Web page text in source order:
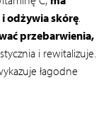
odżywia skórę.
przebarwienia,
i rewitalizuje.
łagodne